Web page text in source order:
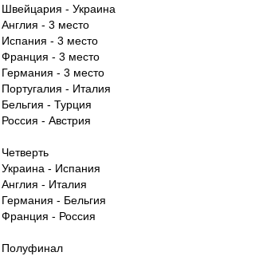
Швейцария - Украина
Англия - 3 место
Испания - 3 место
Франция - 3 место
Германия - 3 место
Португалия - Италия
Бельгия - Турция
Россия - Австрия
Четверть
Украина - Испания
Англия - Италия
Германия - Бельгия
Франция - Россия
Полуфинал